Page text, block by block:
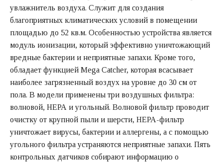
увлажнитель воздуха. Служит для создания
благоприятных климатических условий в помещении
площадью до 52 кв.м. Особенностью устройства является
модуль ионизации, который эффективно уничтожающий
вредные бактерии и неприятные запахи. Кроме того,
обладает функцией Mega Catcher, которая всасывает
наиболее загрязненный воздух на уровне до 30 см от
пола. В модели применены три воздушных фильтра:
волновой, НЕРА и угольный. Волновой фильтр проводит
очистку от крупной пыли и шерсти, НЕРА-фильтр
уничтожает вирусы, бактерии и аллергены, а с помощью
угольного фильтра устраняются неприятные запахи. Пять
контрольных датчиков собирают информацию о